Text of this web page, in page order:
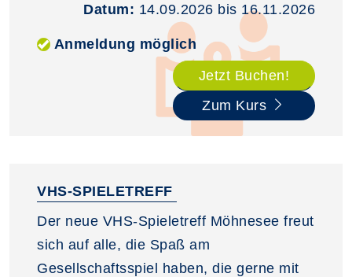
Datum: 14.09.2026 bis 16.11.2026
Anmeldung möglich
Jetzt Buchen!
Zum Kurs
VHS-SPIELETREFF
Der neue VHS-Spieletreff Möhnesee freut
sich auf alle, die Spaß am
Gesellschaftsspiel haben, die gerne mit